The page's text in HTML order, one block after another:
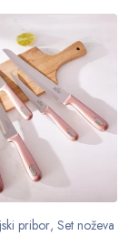
pribor, Set noževa